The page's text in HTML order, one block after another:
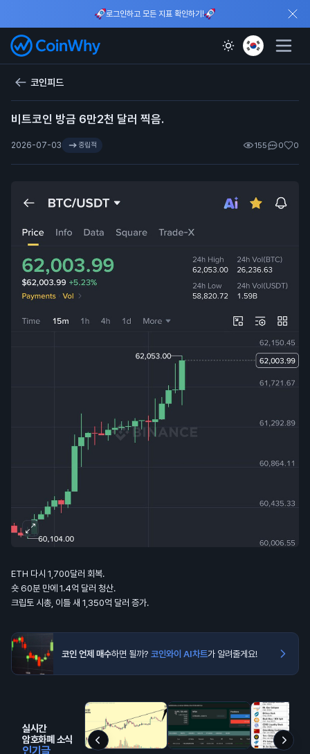
로그인하고 모든 지표 확인하기!
코인피드
비트코인 방금 6만2천 달러 찍음.
2026-07-03 중립적 155 0 0
ETH 다시 1,700달러 회복.
숏 60분 만에 1.4억 달러 청산.
크립토 시총, 이틀 새 1,350억 달러 증가.
코인 언제 매수하면 될까? 코인와이 AI차트가 알려줄게요!
실시간
암호화폐 소식
인기글